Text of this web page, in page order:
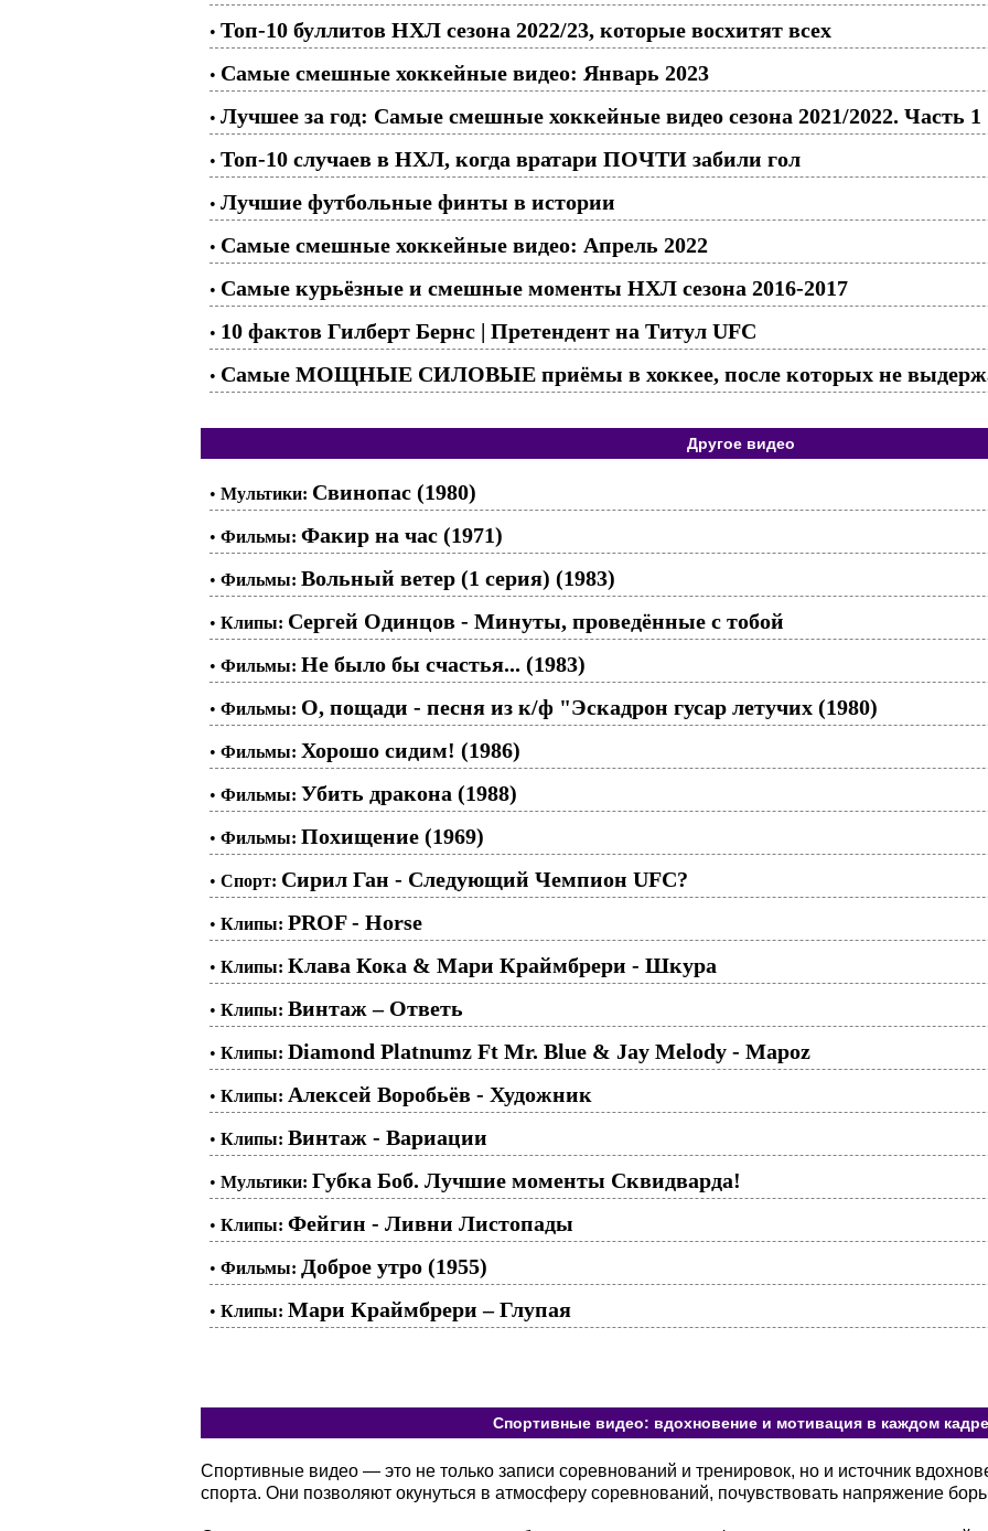
• Топ-10 буллитов НХЛ сезона 2022/23, которые восхитят всех
• Самые смешные хоккейные видео: Январь 2023
• Лучшее за год: Самые смешные хоккейные видео сезона 2021/2022. Часть 1
• Топ-10 случаев в НХЛ, когда вратари ПОЧТИ забили гол
• Лучшие футбольные финты в истории
• Самые смешные хоккейные видео: Апрель 2022
• Самые курьёзные и смешные моменты НХЛ сезона 2016-2017
• 10 фактов Гилберт Бернс | Претендент на Титул UFC
• Самые МОЩНЫЕ СИЛОВЫЕ приёмы в хоккее, после которых не
Другое видео
• Мультики: Свинопас (1980)
• Фильмы: Факир на час (1971)
• Фильмы: Вольный ветер (1 серия) (1983)
• Клипы: Сергей Одинцов - Минуты, проведённые с тобой
• Фильмы: Не было бы счастья... (1983)
• Фильмы: О, пощади - песня из к/ф "Эскадрон гусар летучих (1980)
• Фильмы: Хорошо сидим! (1986)
• Фильмы: Убить дракона (1988)
• Фильмы: Похищение (1969)
• Спорт: Сирил Ган - Следующий Чемпион UFC?
• Клипы: PROF - Horse
• Клипы: Клава Кока & Мари Краймбрери - Шкура
• Клипы: Винтаж – Ответь
• Клипы: Diamond Platnumz Ft Mr. Blue & Jay Melody - Mapoz
• Клипы: Алексей Воробьёв - Художник
• Клипы: Винтаж - Вариации
• Мультики: Губка Боб. Лучшие моменты Сквидварда!
• Клипы: Фейгин - Ливни Листопады
• Фильмы: Доброе утро (1955)
• Клипы: Мари Краймбрери – Глупая
Спортивные видео: вдохновение и мотивация в каждом кадре
Спортивные видео — это не только записи соревнований и тренировок, но и источник
спорта. Они позволяют окунуться в атмосферу соревнований, почувствовать напряжение